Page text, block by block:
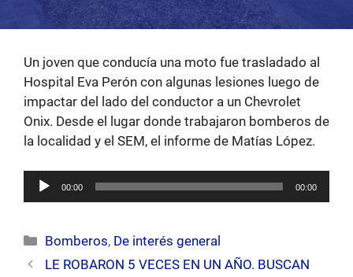
Un joven que conducía una moto fue trasladado al
Hospital Eva Perón con algunas lesiones luego de
impactar del lado del conductor a un Chevrolet
Onix. Desde el lugar donde trabajaron bomberos de
la localidad y el SEM, el informe de Matías López.
Reproductor
de
00:00 00:00
Categorías
Bomberos, De interés general
LE ROBARON 5 VECES EN UN AÑO. BUSCAN